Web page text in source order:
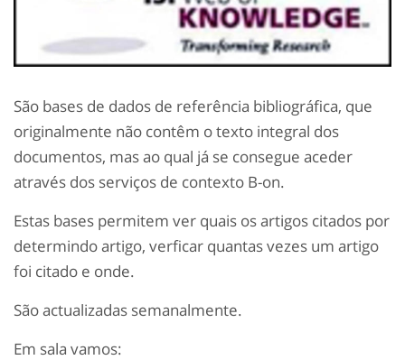
São bases de dados de referência bibliográfica, que
originalmente não contêm o texto integral dos
documentos, mas ao qual já se consegue aceder
através dos serviços de contexto B-on.
Estas bases permitem ver quais os artigos citados por
determindo artigo, verficar quantas vezes um artigo
foi citado e onde.
São actualizadas semanalmente.
Em sala vamos: